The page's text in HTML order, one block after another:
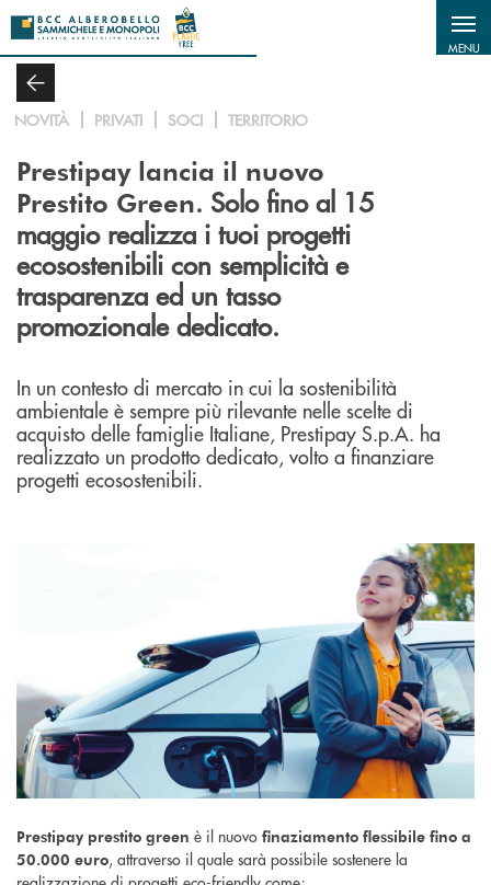
Salta al contenuto principale
MENU
NOVITÀ PRIVATI SOCI TERRITORIO
Prestipay lancia il nuovo
Prestito Green. Solo fino al 15
maggio realizza i tuoi progetti
ecosostenibili con semplicità e
trasparenza ed un tasso
promozionale dedicato.
In un contesto di mercato in cui la sostenibilità
ambientale è sempre più rilevante nelle scelte di
acquisto delle famiglie Italiane, Prestipay S.p.A. ha
realizzato un prodotto dedicato, volto a finanziare
progetti ecosostenibili.
Prestipay prestito green è il nuovo finaziamento flessibile fino a
50.000 euro, attraverso il quale sarà possibile sostenere la